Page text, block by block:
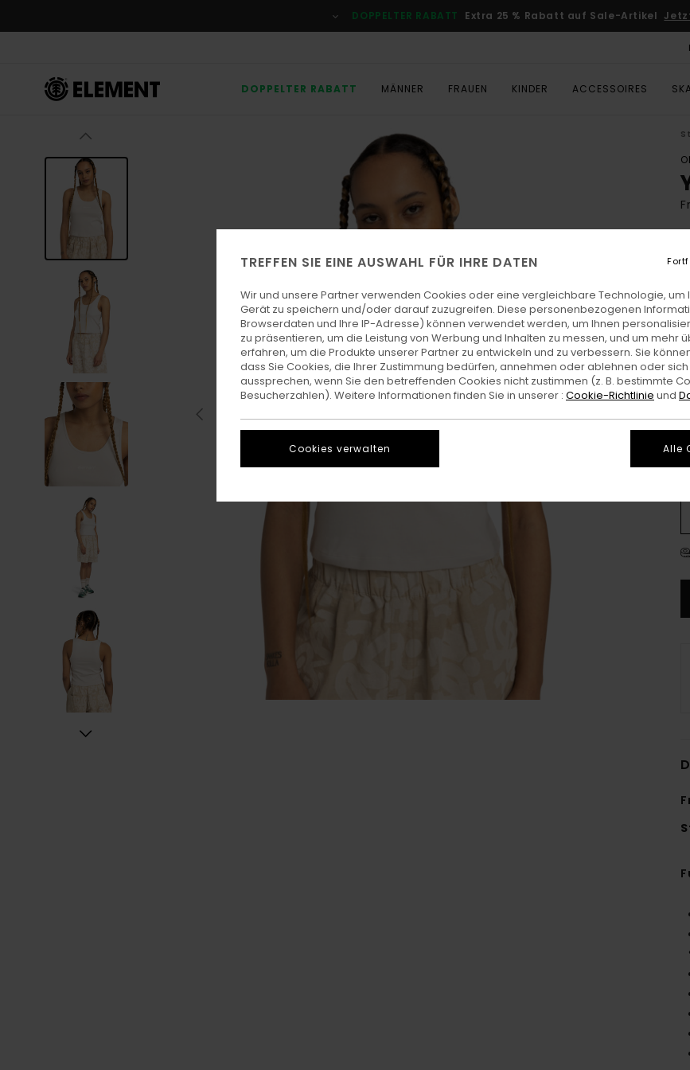
Produktinformation
DOPPELTER RABATT Extra 25 % Rabatt auf Sale-Artikel
DOPPELTER RABATT MÄNNER FRAUEN KINDER ACCESSOIRES
TREFFEN SIE EINE AUSWAHL FÜR IHRE DATEN
Wir und unsere Partner verwenden Cookies oder eine vergleichbare Technologie, um
Gerät zu speichern und/oder darauf zuzugreifen. Diese personenbezogenen
Browserdaten und Ihre IP-Adresse) können verwendet werden, um Ihnen
zu präsentieren, um die Leistung von Werbung und Inhalten zu messen, und um mehr
erfahren, um die Produkte unserer Partner zu entwickeln und zu verbessern. Sie
dass Sie Cookies, die Ihrer Zustimmung bedürfen, annehmen oder ablehnen oder
aussprechen, wenn Sie den betreffenden Cookies nicht zustimmen (z. B. bestimmte
Besucherzahlen). Weitere Informationen finden Sie in unserer : Cookie-Richtlinie und
Cookies verwalten Alle